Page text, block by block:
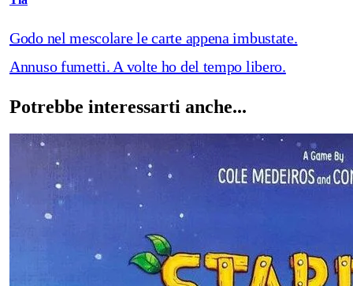
Godo nel mescolare le carte appena imbustate.
Annuso fumetti. A volte ho del tempo libero.
Potrebbe interessarti anche...